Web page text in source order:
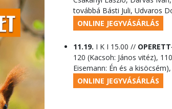
továbbá Básti Juli, Udvaros
ONLINE JEGYVÁSÁRLÁS
11.19. I K I 15.00 //
120 (Kacsoh: János vitéz),
Eisemann: Én és a
ONLINE JEGYVÁSÁRLÁS